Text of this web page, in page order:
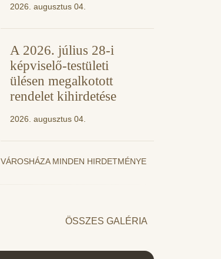
2026. augusztus 04.
A 2026. július 28-i
képviselő-testületi
ülésen megalkotott
rendelet kihirdetése
2026. augusztus 04.
VÁROSHÁZA MINDEN HIRDETMÉNYE
ÖSSZES GALÉRIA